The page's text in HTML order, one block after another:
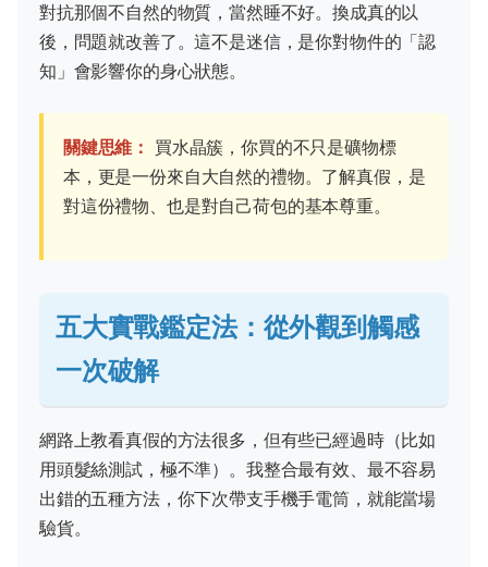
對抗那個不自然的物質，當然睡不好。換成真的以
後，問題就改善了。這不是迷信，是你對物件的「認
知」會影響你的身心狀態。
關鍵思維： 買水晶簇，你買的不只是礦物標
本，更是一份來自大自然的禮物。了解真假，是
對這份禮物、也是對自己荷包的基本尊重。
五大實戰鑑定法：從外觀到觸感
一次破解
網路上教看真假的方法很多，但有些已經過時（比如
用頭髮絲測試，極不準）。我整合最有效、最不容易
出錯的五種方法，你下次帶支手機手電筒，就能當場
驗貨。